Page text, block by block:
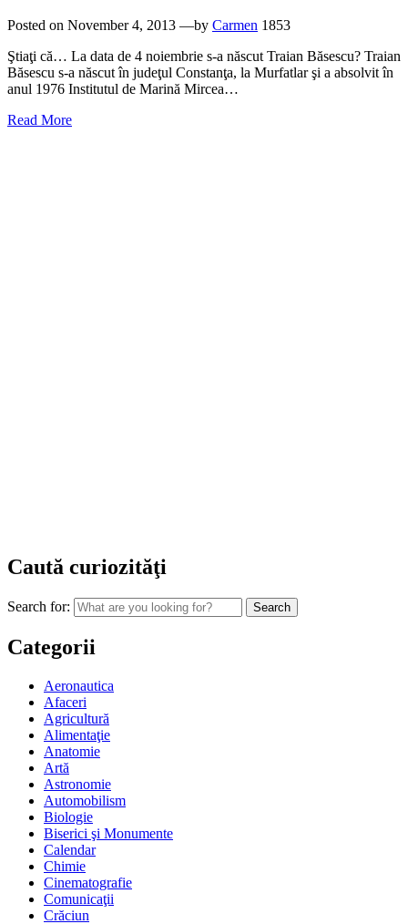
Posted on November 4, 2013 —by Carmen 1853
Ştiaţi că… La data de 4 noiembrie s-a născut Traian Băsescu? Traian
Băsescu s-a născut în judeţul Constanţa, la Murfatlar şi a absolvit în
anul 1976 Institutul de Marină Mircea…
Read More
Caută curiozităţi
Search for:
Categorii
Aeronautica
Afaceri
Agricultură
Alimentaţie
Anatomie
Artă
Astronomie
Automobilism
Biologie
Biserici şi Monumente
Calendar
Chimie
Cinematografie
Comunicaţii
Crăciun